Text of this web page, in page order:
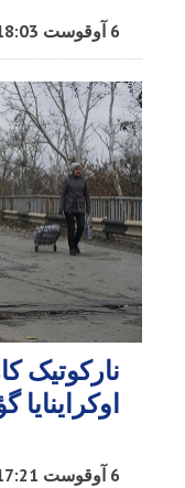
6 آوقوست 18:03
نارکوتیک
اوکراینایا
6 آوقوست 17:21